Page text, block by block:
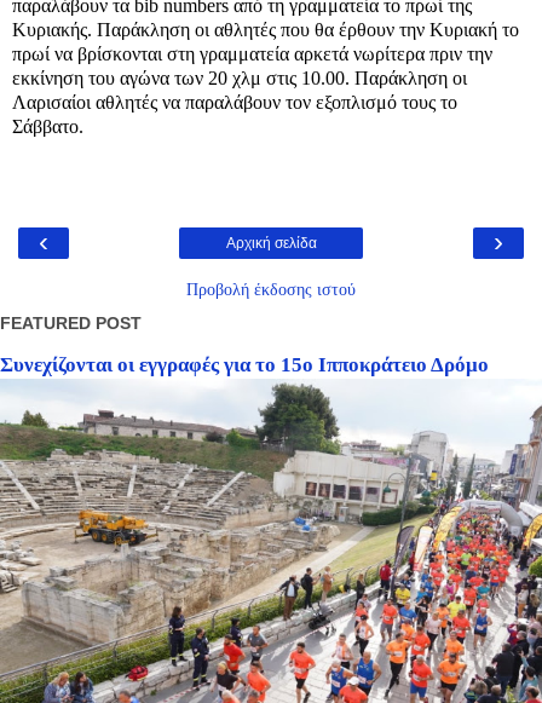
παραλάβουν τα bib numbers από τη γραμματεία το πρωί της
Κυριακής. Παράκληση οι αθλητές που θα έρθουν την Κυριακή το
πρωί να βρίσκονται στη γραμματεία αρκετά νωρίτερα πριν την
εκκίνηση του αγώνα των 20 χλμ στις 10.00. Παράκληση οι
Λαρισαίοι αθλητές να παραλάβουν τον εξοπλισμό τους το
Σάββατο.
‹ ›
Αρχική σελίδα
Προβολή έκδοσης ιστού
FEATURED POST
Συνεχίζονται οι εγγραφές για το 15ο Ιπποκράτειο Δρόμο